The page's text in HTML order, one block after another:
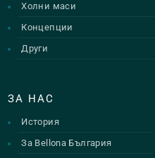
Холни маси
Концепции
Други
ЗА НАС
История
За Bellona България